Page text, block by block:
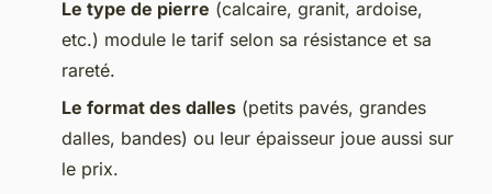
Le type de pierre (calcaire, granit, ardoise,
etc.) module le tarif selon sa résistance et sa
rareté.
Le format des dalles (petits pavés, grandes
dalles, bandes) ou leur épaisseur joue aussi sur
le prix.